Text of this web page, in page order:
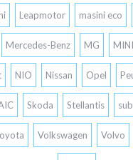
Leapmotor masini eco
Mercedes-Benz MG MINI
NIO Nissan Opel
Skoda Stellantis
Volkswagen Volvo